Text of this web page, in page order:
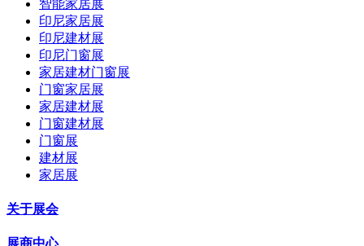
智能家居展
印尼家居展
印尼建材展
印尼门窗展
家居建材门窗展
门窗家居展
家居建材展
门窗建材展
门窗展
建材展
家居展
关于展会